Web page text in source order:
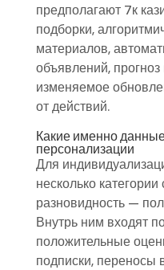
предполагают 7к
подборки,
материалов,
объявлений,
изменяемое
от действий.
Какие именно
персонализации
Для
несколько
разновидность —
Внутрь ним входят
положительные
подписки, переносы